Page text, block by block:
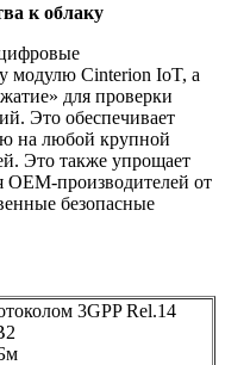
к облаку
модулю Cinterion IoT, а
для проверки
Это обеспечивает
на любой крупной
Это также упрощает
OEM-производителей от
безопасные
3GPP Rel.14